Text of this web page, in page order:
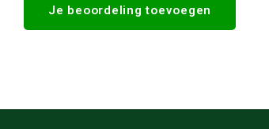
Je beoordeling toevoegen